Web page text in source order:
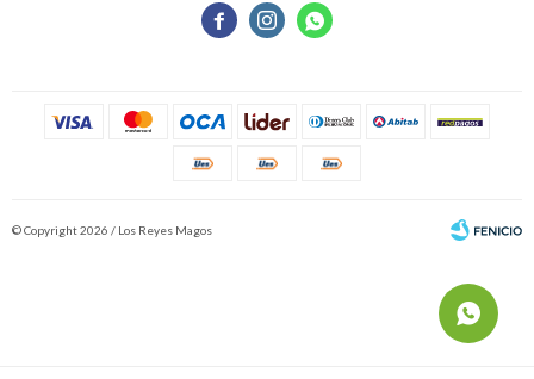
  
© Copyright 2026 / Los Reyes Magos